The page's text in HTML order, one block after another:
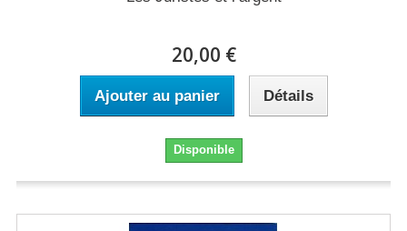
20,00 €
Ajouter au panier Détails
Disponible